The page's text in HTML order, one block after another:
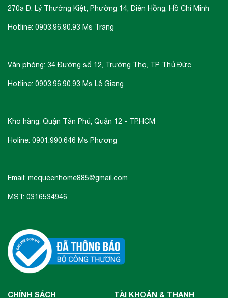
270a Đ. Lý Thường Kiệt, Phường 14, Diên Hồng, Hồ Chí Minh
Hotline: 0903.96.90.93 Ms Trang
Văn phòng: 34 Đường số 12, Trường Thọ, TP Thủ Đức
Hotline: 0903.96.90.93 Ms Lê Giang
Kho hàng: Quận Tân Phú, Quận 12 - TP.HCM
Holine: 0901.990.646 Ms Phương
Email: mcqueenhome885@gmail.com
MST: 0316534946
CHÍNH SÁCH TÀI KHOẢN & THANH